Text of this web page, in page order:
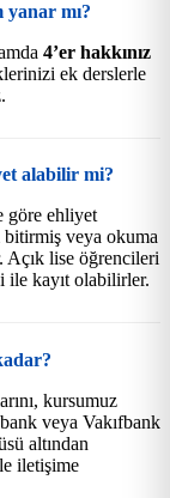
yanar mı?
4’er hakkınız
ek derslerle
alabilir mi?
göre ehliyet
bitirmiş veya okuma
Açık lise öğrencileri
ile kayıt olabilirler.
kursumuz
veya Vakıfbank
altından
iletişime